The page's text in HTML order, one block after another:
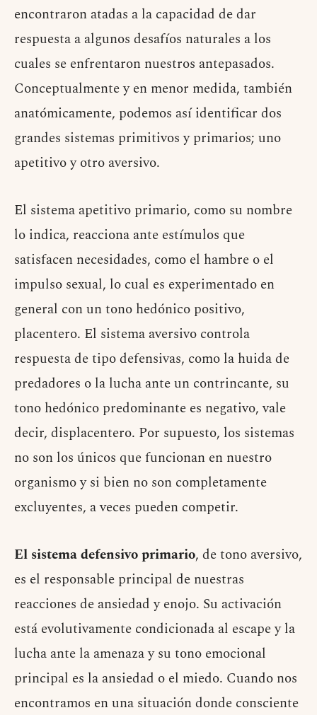
encontraron atadas a la capacidad de dar
respuesta a algunos desafíos naturales a los
cuales se enfrentaron nuestros antepasados.
Conceptualmente y en menor medida, también
anatómicamente, podemos así identificar dos
grandes sistemas primitivos y primarios; uno
apetitivo y otro aversivo.
El sistema apetitivo primario, como su nombre
lo indica, reacciona ante estímulos que
satisfacen necesidades, como el hambre o el
impulso sexual, lo cual es experimentado en
general con un tono hedónico positivo,
placentero. El sistema aversivo controla
respuesta de tipo defensivas, como la huida de
predadores o la lucha ante un contrincante, su
tono hedónico predominante es negativo, vale
decir, displacentero. Por supuesto, los sistemas
no son los únicos que funcionan en nuestro
organismo y si bien no son completamente
excluyentes, a veces pueden competir.
El sistema defensivo primario, de tono aversivo,
es el responsable principal de nuestras
reacciones de ansiedad y enojo. Su activación
está evolutivamente condicionada al escape y la
lucha ante la amenaza y su tono emocional
principal es la ansiedad o el miedo. Cuando nos
encontramos en una situación donde consciente